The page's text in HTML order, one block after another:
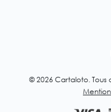
© 2026 Cartaloto. Tous